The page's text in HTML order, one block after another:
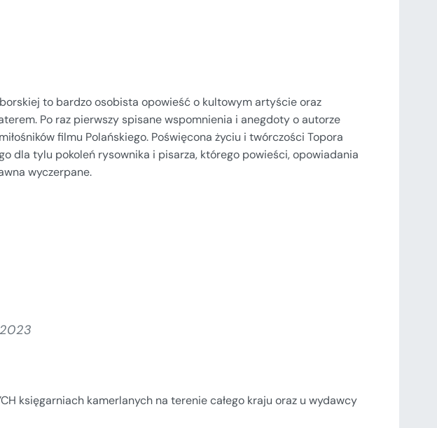
to bardzo osobista opowieść o kultowym artyście oraz
Po raz pierwszy spisane wspomnienia i anegdoty o autorze
filmu Polańskiego. Poświęcona życiu i twórczości Topora
dla tylu pokoleń rysownika i pisarza, którego powieści, opowiadania
wyczerpane.
2023
księgarniach kamerlanych na terenie całego kraju oraz u wydawcy